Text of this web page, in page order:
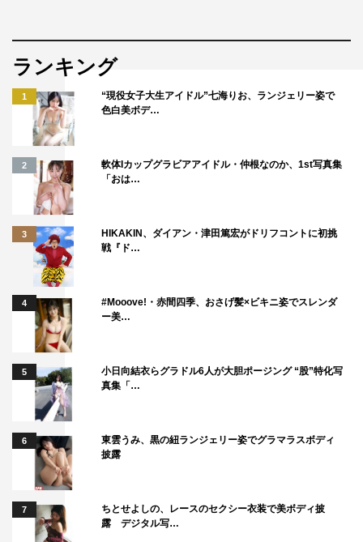
ランキング
1
“現役女子大生アイドル”七海りお、ランジェリー姿で
色白美ボデ…
2
軟体Iカップグラビアアイドル・仲根なのか、1st写真集
「おは…
3
HIKAKIN、ダイアン・津田篤宏がドリフコントに初挑
戦『ド…
4
#Mooove!・赤間四季、おさげ髪×ビキニ姿でスレンダ
ー美…
5
小日向結衣らグラドル6人が大胆ポージング “股”特化写
真集「…
6
東雲うみ、黒の紐ランジェリー姿でグラマラスボディ
披露
7
ちとせよしの、レースのセクシー衣装で美ボディ披
露 デジタル写…